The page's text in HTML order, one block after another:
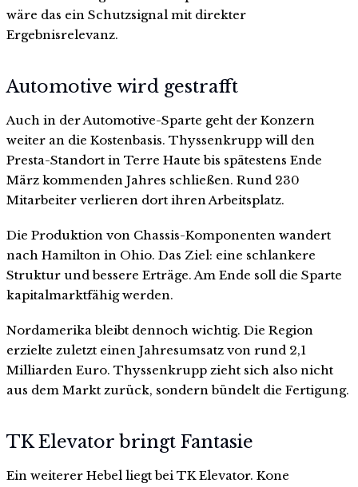
wäre das ein Schutzsignal mit direkter
Ergebnisrelevanz.
Automotive wird gestrafft
Auch in der Automotive-Sparte geht der Konzern
weiter an die Kostenbasis. Thyssenkrupp will den
Presta-Standort in Terre Haute bis spätestens Ende
März kommenden Jahres schließen. Rund 230
Mitarbeiter verlieren dort ihren Arbeitsplatz.
Die Produktion von Chassis-Komponenten wandert
nach Hamilton in Ohio. Das Ziel: eine schlankere
Struktur und bessere Erträge. Am Ende soll die Sparte
kapitalmarktfähig werden.
Nordamerika bleibt dennoch wichtig. Die Region
erzielte zuletzt einen Jahresumsatz von rund 2,1
Milliarden Euro. Thyssenkrupp zieht sich also nicht
aus dem Markt zurück, sondern bündelt die Fertigung.
TK Elevator bringt Fantasie
Ein weiterer Hebel liegt bei TK Elevator. Kone